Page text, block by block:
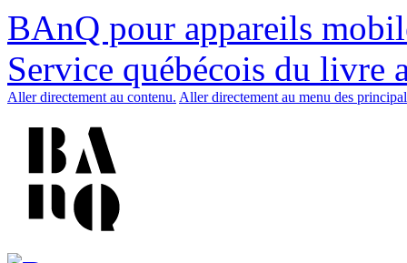
BAnQ pour appareils
Service québécois du livre
Aller directement au contenu. Aller directement au menu des